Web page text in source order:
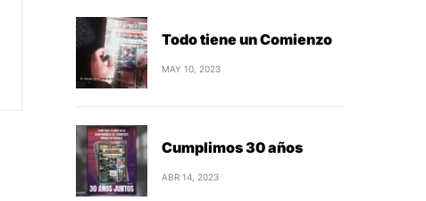
Todo tiene un Comienzo
MAY 10, 2023
Cumplimos 30 años
ABR 14, 2023